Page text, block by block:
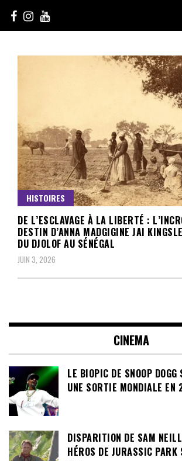
content
sunuculture
HISTOIRES
DE L’ESCLAVAGE À LA LIBERTÉ :
DESTIN D’ANNA MADGIGINE JAI
DU DJOLOF AU SÉNÉGAL
JUIN 3, 2026
CINEMA
LE BIOPIC DE SNOOP DOGG
UNE SORTIE MONDIALE EN
DISPARITION DE SAM
HÉROS DE JURASSIC PARK